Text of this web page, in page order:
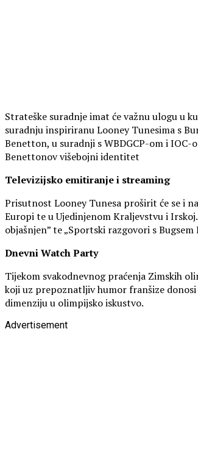
Strateške suradnje imat će važnu ulogu u
suradnju inspiriranu Looney Tunesima s
Benetton, u suradnji s WBDGCP-om i
Benettonov višebojni identitet
Televizijsko emitiranje i streaming
Prisutnost Looney Tunesa proširit će se i
Europi te u Ujedinjenom Kraljevstvu i
objašnjen” te „Sportski razgovori s
Dnevni Watch Party
Tijekom svakodnevnog praćenja Zimskih
koji uz prepoznatljiv humor franšize
dimenziju u olimpijsko iskustvo.
Advertisement